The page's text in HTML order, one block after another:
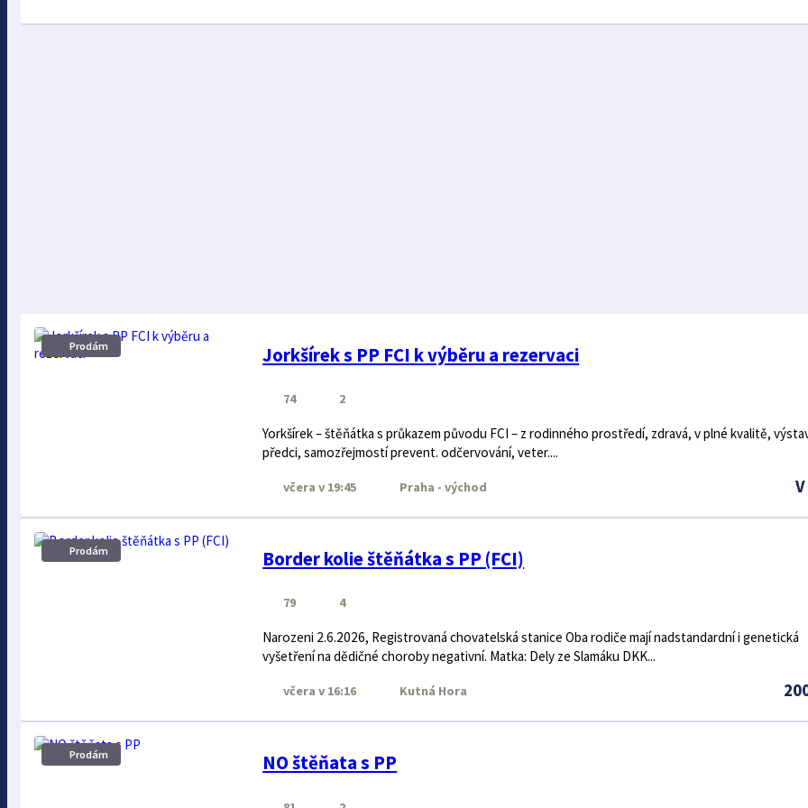
Prodám Jorkšírek s PP FCI k výběru a rezervaci
74 2
Yorkšírek – štěňátka s průkazem původu FCI – z rodinného prostředí, zdravá, v plné kvalitě,
předci, samozřejmostí prevent. odčervování, veter....
Praha - východ
včera v 19:45
Prodám Border kolie štěňátka s PP (FCI)
79 4
Narozeni 2.6.2026, Registrovaná chovatelská stanice Oba rodiče mají nadstandardní i genetická
vyšetření na dědičné choroby negativní. Matka: Dely ze Slamáku DKK...
Kutná Hora
včera v 16:16
Prodám NO štěňata s PP